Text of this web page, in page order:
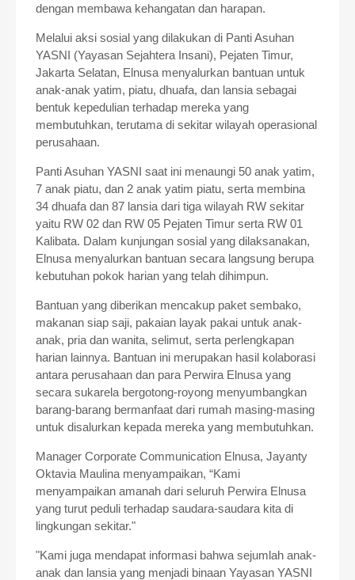
dengan membawa kehangatan dan harapan.
Melalui aksi sosial yang dilakukan di Panti Asuhan
YASNI (Yayasan Sejahtera Insani), Pejaten Timur,
Jakarta Selatan, Elnusa menyalurkan bantuan untuk
anak-anak yatim, piatu, dhuafa, dan lansia sebagai
bentuk kepedulian terhadap mereka yang
membutuhkan, terutama di sekitar wilayah operasional
perusahaan.
Panti Asuhan YASNI saat ini menaungi 50 anak yatim,
7 anak piatu, dan 2 anak yatim piatu, serta membina
34 dhuafa dan 87 lansia dari tiga wilayah RW sekitar
yaitu RW 02 dan RW 05 Pejaten Timur serta RW 01
Kalibata. Dalam kunjungan sosial yang dilaksanakan,
Elnusa menyalurkan bantuan secara langsung berupa
kebutuhan pokok harian yang telah dihimpun.
Bantuan yang diberikan mencakup paket sembako,
makanan siap saji, pakaian layak pakai untuk anak-
anak, pria dan wanita, selimut, serta perlengkapan
harian lainnya. Bantuan ini merupakan hasil kolaborasi
antara perusahaan dan para Perwira Elnusa yang
secara sukarela bergotong-royong menyumbangkan
barang-barang bermanfaat dari rumah masing-masing
untuk disalurkan kepada mereka yang membutuhkan.
Manager Corporate Communication Elnusa, Jayanty
Oktavia Maulina menyampaikan, “Kami
menyampaikan amanah dari seluruh Perwira Elnusa
yang turut peduli terhadap saudara-saudara kita di
lingkungan sekitar."
"Kami juga mendapat informasi bahwa sejumlah anak-
anak dan lansia yang menjadi binaan Yayasan YASNI